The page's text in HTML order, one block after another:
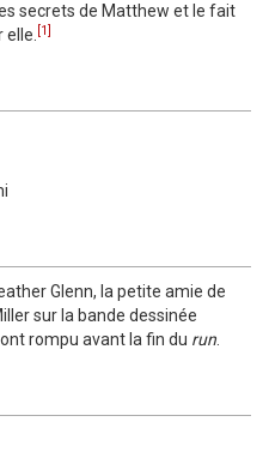
secrets de Matthew et le fait
elle. [1]
Glenn, la petite amie de
sur la bande dessinée
rompu avant la fin du run.